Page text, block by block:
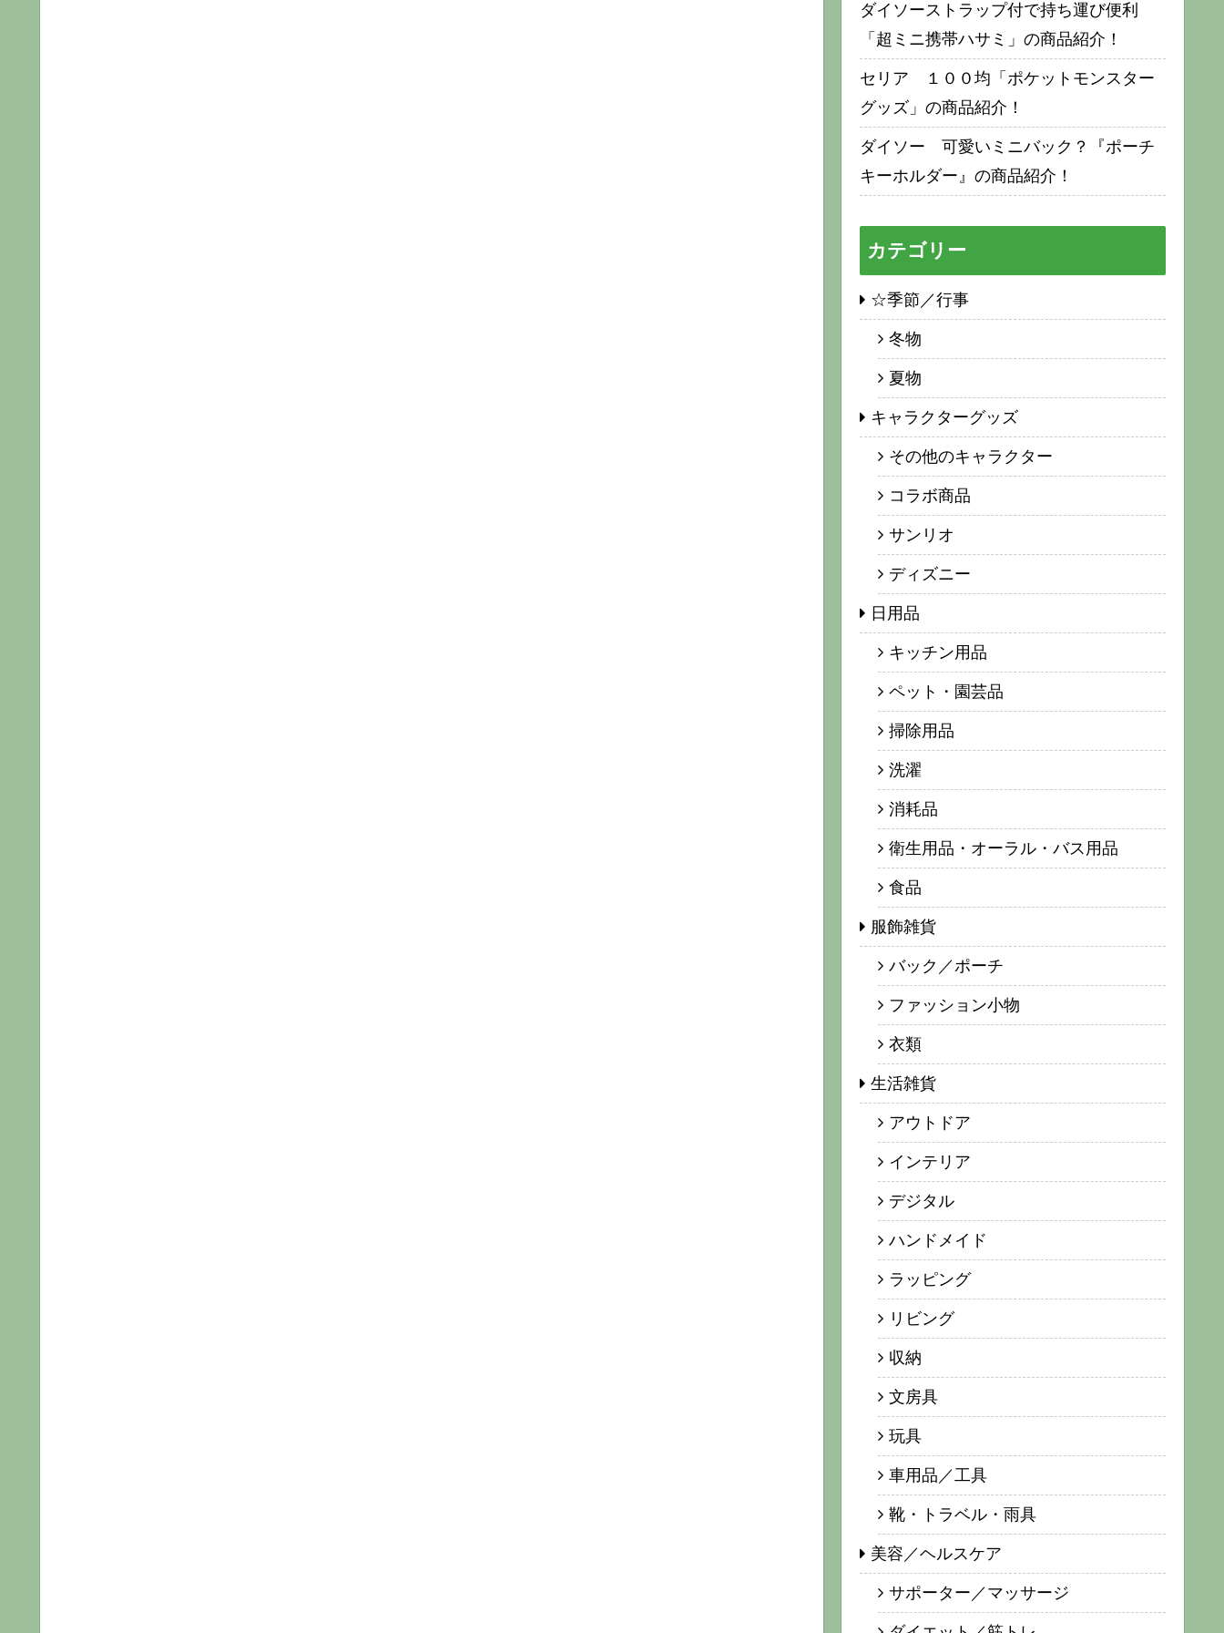
ダイソーストラップ付で持ち運び便利
「超ミニ携帯ハサミ」の商品紹介！
セリア １００均「ポケットモンスター
グッズ」の商品紹介！
ダイソー 可愛いミニバック？『ポーチ
キーホルダー』の商品紹介！
カテゴリー
☆季節／行事
冬物
夏物
キャラクターグッズ
その他のキャラクター
コラボ商品
サンリオ
ディズニー
日用品
キッチン用品
ペット・園芸品
掃除用品
洗濯
消耗品
衛生用品・オーラル・バス用品
食品
服飾雑貨
バック／ポーチ
ファッション小物
衣類
生活雑貨
アウトドア
インテリア
デジタル
ハンドメイド
ラッピング
リビング
収納
文房具
玩具
車用品／工具
靴・トラベル・雨具
美容／ヘルスケア
サポーター／マッサージ